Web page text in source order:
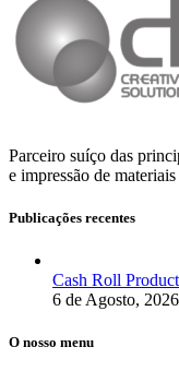
Parceiro suíço das
e impressão de
Publicações recentes
Cash Roll
6 de Agosto, 2026
O nosso menu